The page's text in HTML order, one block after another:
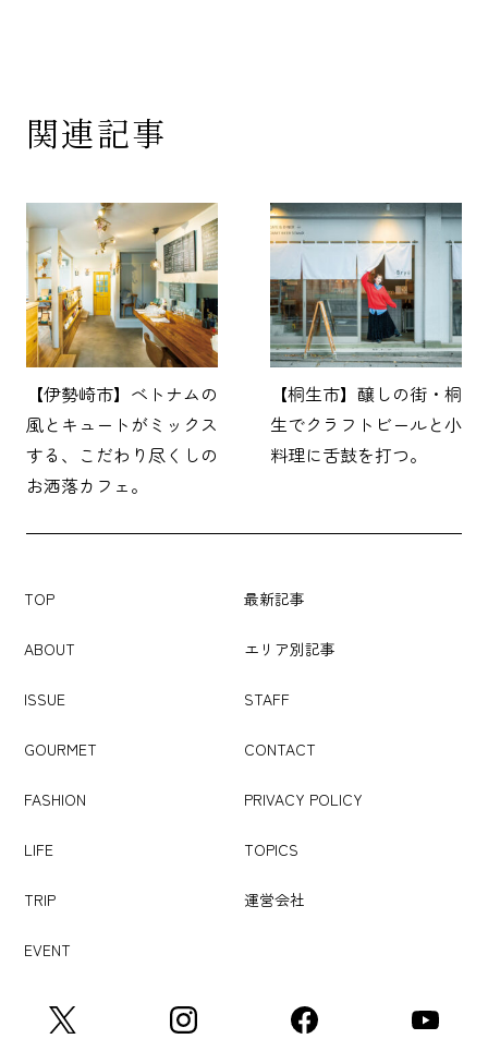
関連記事
【伊勢崎市】ベトナムの
風とキュートがミックス
する、こだわり尽くしの
お洒落カフェ。
【桐生市】醸しの街・桐
生でクラフトビールと小
料理に舌鼓を打つ。
TOP 最新記事
ABOUT エリア別記事
ISSUE STAFF
GOURMET CONTACT
FASHION PRIVACY POLICY
LIFE TOPICS
TRIP 運営会社
EVENT